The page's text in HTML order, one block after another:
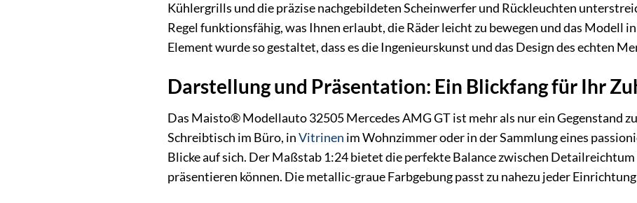
Kühlergrills und die präzise nachgebildeten Scheinwerfer und Rückleuchten
Regel funktionsfähig, was Ihnen erlaubt, die Räder leicht zu bewegen und das Modell
Element wurde so gestaltet, dass es die Ingenieurskunst und das Design des echten
Darstellung und Präsentation: Ein Blickfang für Ihr
Das Maisto® Modellauto 32505 Mercedes AMG GT ist mehr als nur ein Gegenstand
Schreibtisch im Büro, inVitrinen im Wohnzimmer oder in der Sammlung eines
Blicke auf sich. Der Maßstab 1:24 bietet die perfekte Balance zwischen
präsentieren können. Die metallic-graue Farbgebung passt zu nahezu jeder